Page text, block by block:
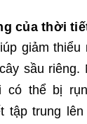
của thời
giảm
sầu riêng.
có thể bị
tập trung